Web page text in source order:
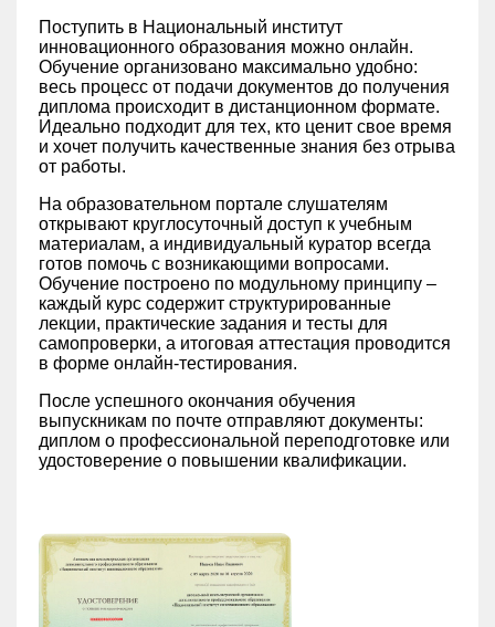
Поступить в Национальный институт
инновационного образования можно онлайн.
Обучение организовано максимально удобно:
весь процесс от подачи документов до получения
диплома происходит в дистанционном формате.
Идеально подходит для тех, кто ценит свое время
и хочет получить качественные знания без отрыва
от работы.
На образовательном портале слушателям
открывают круглосуточный доступ к учебным
материалам, а индивидуальный куратор всегда
готов помочь с возникающими вопросами.
Обучение построено по модульному принципу –
каждый курс содержит структурированные
лекции, практические задания и тесты для
самопроверки, а итоговая аттестация проводится
в форме онлайн-тестирования.
После успешного окончания обучения
выпускникам по почте отправляют документы:
диплом о профессиональной переподготовке или
удостоверение о повышении квалификации.